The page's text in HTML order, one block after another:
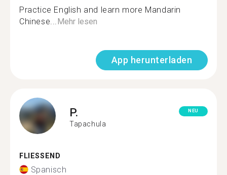
Practice English and learn more Mandarin
Chinese...Mehr lesen
App herunterladen
P.
Tapachula
NEU
FLIESSEND
Spanisch